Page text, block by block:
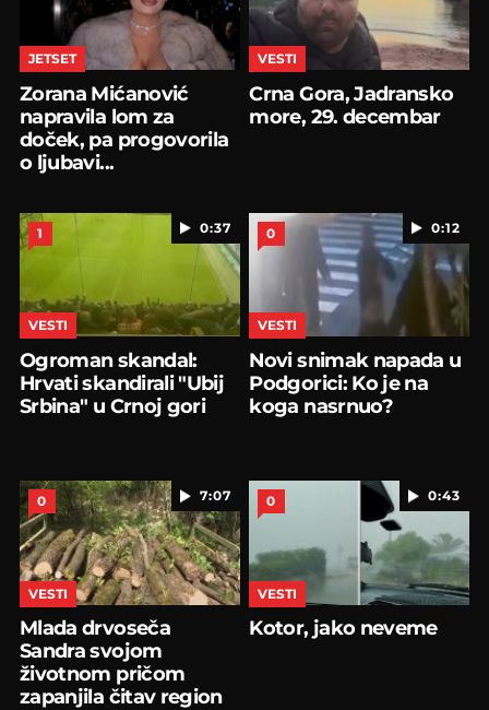
JETSET
Zorana Mićanović
napravila lom za
doček, pa progovorila
o ljubavi...
VESTI
Crna Gora, Jadransko
more, 29. decembar
0:37
1
VESTI
Ogroman skandal:
Hrvati skandirali "Ubij
Srbina" u Crnoj gori
0:12
0
VESTI
Novi snimak napada u
Podgorici: Ko je na
koga nasrnuo?
7:07
0
VESTI
Mlada drvoseča
Sandra svojom
životnom pričom
zapanjila čitav region
0:43
0
VESTI
Kotor, jako neveme